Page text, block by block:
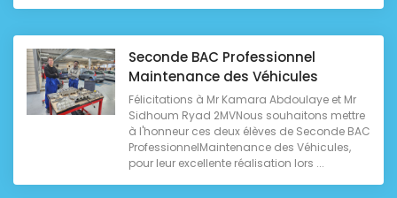
Seconde BAC Professionnel
Maintenance des Véhicules
Félicitations à Mr Kamara Abdoulaye et Mr
Sidhoum Ryad 2MVNous souhaitons mettre
à l'honneur ces deux élèves de Seconde BAC
ProfessionnelMaintenance des Véhicules,
pour leur excellente réalisation lors ...